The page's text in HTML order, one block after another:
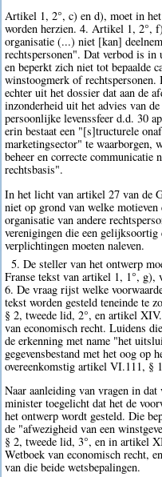
Artikel 1, 2°, c) en d), moet in
worden herzien. 4. Artikel 1, 2°,
organisatie (...) niet [kan]
rechtspersonen". Dat verbod is in
en beperkt zich niet tot bepaalde
winstoogmerk of
echter uit het dossier dat aan de
inzonderheid uit het advies van
persoonlijke levenssfeer d.d. 30
erin bestaat een "[s]tructurele
marketingsector" te waarborgen,
beheer en correcte communicatie
rechtsbasis".
In het licht van artikel 27 van de
niet op grond van welke
organisatie van andere
verenigingen die een
verplichtingen moeten naleven.
5. De steller van het ontwerp
Franse tekst van artikel 1, 1°, g),
6. De vraag rijst welke
tekst worden gesteld teneinde te
§ 2, tweede lid, 2°, en artikel
van economisch recht. Luidens
de erkenning met name "het
gegevensbestand met het oog op
overeenkomstig artikel VI.111, §
Naar aanleiding van vragen in dat
minister toegelicht dat het de
het ontwerp wordt gesteld. Die
de "afwezigheid van een
§ 2, tweede lid, 3°, en in artikel
Wetboek van economisch recht,
van die beide wetsbepalingen.